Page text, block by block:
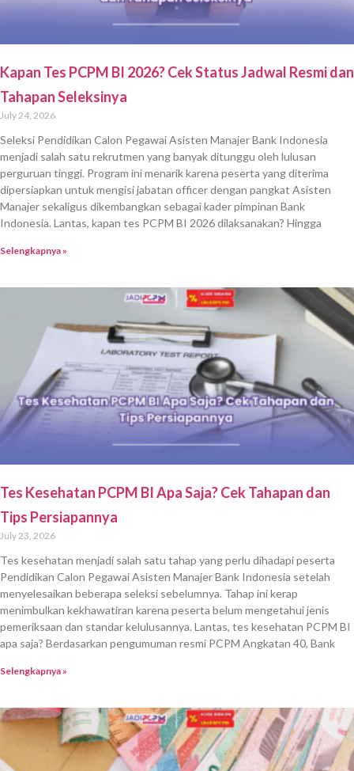
Kapan Tes PCPM BI 2026? Cek Status Jadwal Resmi dan
Tahapan Seleksinya
July 24, 2026
Seleksi Pendidikan Calon Pegawai Asisten Manajer Bank Indonesia
menjadi salah satu rekrutmen yang banyak ditunggu oleh lulusan
perguruan tinggi. Program ini menarik karena peserta yang diterima
dipersiapkan untuk mengisi jabatan officer dengan pangkat Asisten
Manajer sekaligus dikembangkan sebagai kader pimpinan Bank
Indonesia. Lantas, kapan tes PCPM BI 2026 dilaksanakan? Hingga
Selengkapnya »
Tes Kesehatan PCPM BI Apa Saja? Cek Tahapan dan
Tips Persiapannya
July 23, 2026
Tes kesehatan menjadi salah satu tahap yang perlu dihadapi peserta
Pendidikan Calon Pegawai Asisten Manajer Bank Indonesia setelah
menyelesaikan beberapa seleksi sebelumnya. Tahap ini kerap
menimbulkan kekhawatiran karena peserta belum mengetahui jenis
pemeriksaan dan standar kelulusannya. Lantas, tes kesehatan PCPM BI
apa saja? Berdasarkan pengumuman resmi PCPM Angkatan 40, Bank
Selengkapnya »